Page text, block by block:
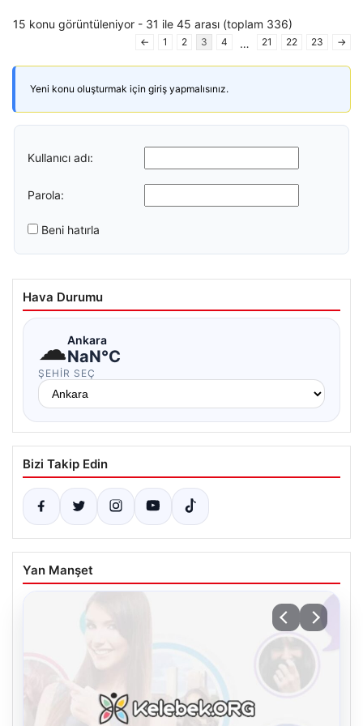
15 konu görüntüleniyor - 31 ile 45 arası (toplam 336)
← 1 2 3 4 … 21 22 23 →
Yeni konu oluşturmak için giriş yapmalısınız.
Kullanıcı adı:
Parola:
Beni hatırla
Hava Durumu
☁Ankara
NaN°C
ŞEHIR SEÇ
Bizi Takip Edin
Yan Manşet